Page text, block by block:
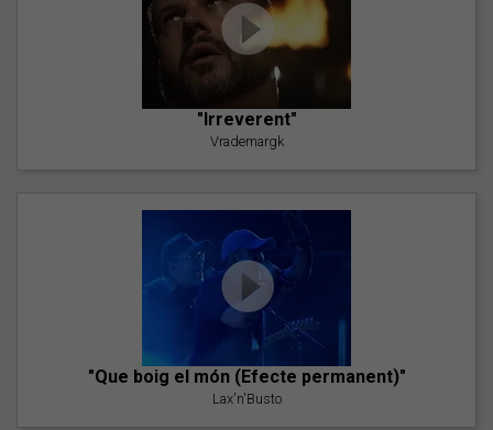
"Irreverent"
Vrademargk
"Que boig el món (Efecte permanent)"
Lax'n'Busto